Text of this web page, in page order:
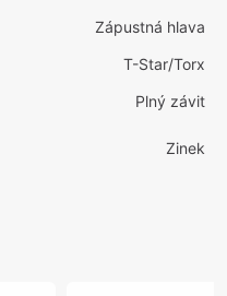
Zápustná hlava
T-Star/Torx
Plný závit
Zinek